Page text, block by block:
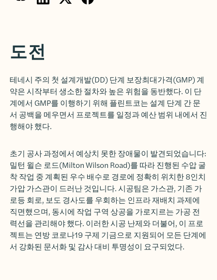
도전
테네시 주의 첫 설계개발(DD) 단계 보장최대가격(GMP) 계
약은 시작부터 생소한 절차와 높은 위험을 동반했다. 이 단
계에서 GMP를 이행하기 위해 플린트코는 설계 단계 간 문
서 공백을 메우면서 프로젝트를 일정과 예산 범위 내에서 진
행해야 했다.
초기 공사 과정에서 예상치 못한 장애물이 발견되었습니다:
밀턴 윌슨 로드(Milton Wilson Road)를 따라 진행된 수압 굴
착 작업 중 계획된 우수 배수로 경로에 정확히 위치한 8인치
가압 가스관이 드러난 것입니다. 시공팀은 가스관, 기존 가
로등 회로, 보도 경사도를 우회하는 인프라 재배치 과제에
직면했으며, 동시에 작업 구역 상공을 가로지르는 가공 전
력선을 관리해야 했다. 이러한 시공 난제와 더불어, 이 프로
젝트는 연방 코로나19 구제 기금으로 지원되어 모든 단계에
서 강화된 문서화 및 감사 대비 투명성이 요구되었다.